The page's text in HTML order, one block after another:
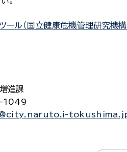
ール（国立健康危機管理研究機構
進課
1049